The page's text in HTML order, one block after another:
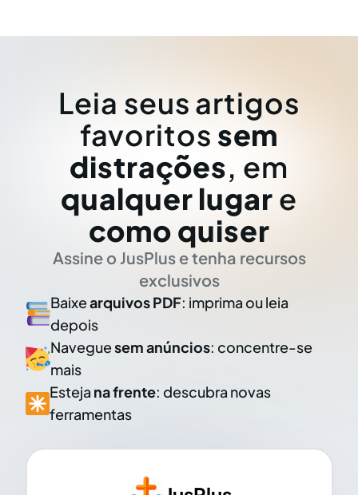
Leia seus artigos
favoritos sem
distrações, em
qualquer lugar e
como quiser
Assine o JusPlus e tenha recursos
exclusivos
Baixearquivos PDF: imprima ou leia
depois
Naveguesem anúncios: concentre-se
mais
Esteja na frente: descubra novas
ferramentas